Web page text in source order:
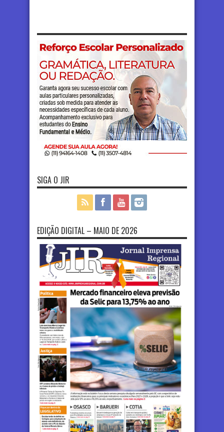
SIGA O JIR
EDIÇÃO DIGITAL – MAIO DE 2026